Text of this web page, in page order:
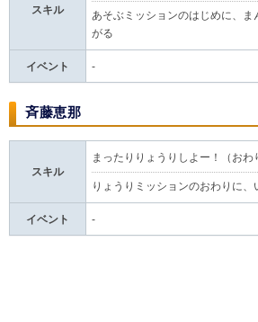
スキル
あそぶミッションのはじめに、ま
がる
イベント -
斉藤恵那
スキル
まったりりょうりしよー！（おわ
りょうりミッションのおわりに
イベント -